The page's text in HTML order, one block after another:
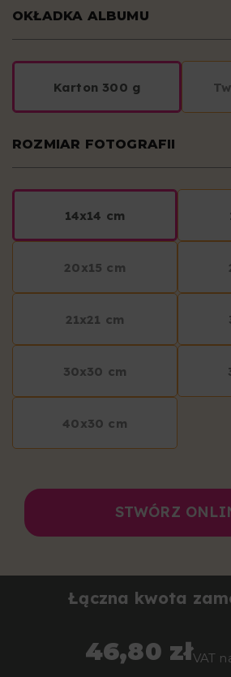
OKŁADKA ALBUMU
Karton 300 g
ROZMIAR FOTOGRAFII
14x14 cm
20x15 cm
21x21 cm
30x30 cm
40x30 cm
STWÓRZ
Łączna kwota
46,80 złVAT